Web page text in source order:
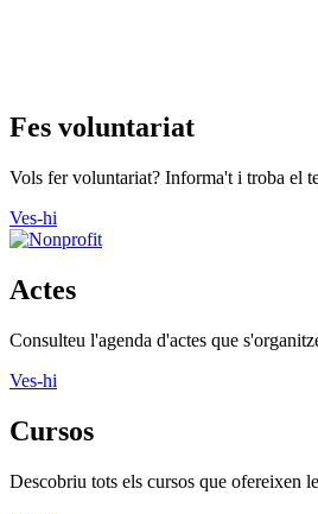
Fes voluntariat
Vols fer voluntariat? Informa't i troba el
Ves-hi
Actes
Consulteu l'agenda d'actes que
Ves-hi
Cursos
Descobriu tots els cursos que ofereixen